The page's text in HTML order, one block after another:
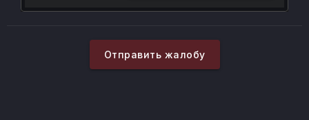
Отправить жалобу